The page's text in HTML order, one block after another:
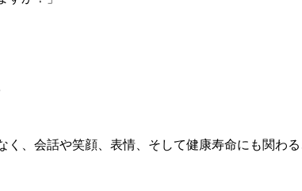
く、会話や笑顔、表情、そして健康寿命にも関わ